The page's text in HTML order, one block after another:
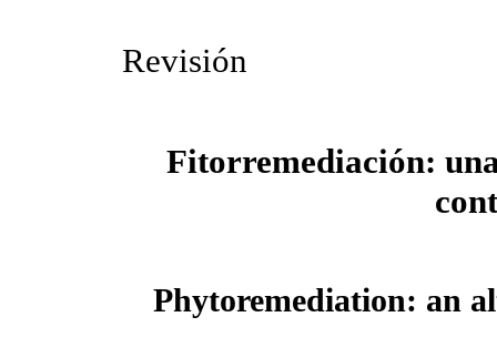
Revisión
Fitorremediación:
Phytoremediation: an